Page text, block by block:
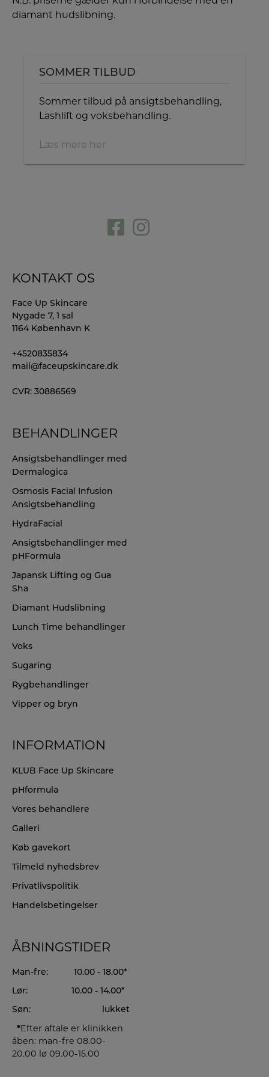
diamant hudslibning.
SOMMER TILBUD
Sommer tilbud på ansigtsbehandling,
Lashlift og voksbehandling.
Læs mere her
KONTAKT OS
Face Up Skincare
Nygade 7, 1 sal
1164 København K
+4520835834
mail@faceupskincare.dk
CVR: 30886569
BEHANDLINGER
Ansigtsbehandlinger med
Dermalogica
Osmosis Facial Infusion
Ansigtsbehandling
HydraFacial
Ansigtsbehandlinger med
pHFormula
Japansk Lifting og Gua
Sha
Diamant Hudslibning
Lunch Time behandlinger
Voks
Sugaring
Rygbehandlinger
Vipper og bryn
INFORMATION
KLUB Face Up Skincare
pHformula
Vores behandlere
Galleri
Køb gavekort
Tilmeld nyhedsbrev
Privatlivspolitik
Handelsbetingelser
ÅBNINGSTIDER
Man-fre: 10.00 - 18.00*
Lør: 10.00 - 14.00*
Søn: lukket
*Efter aftale er klinikken
åben: man-fre 08.00-
20.00 lø 09.00-15.00